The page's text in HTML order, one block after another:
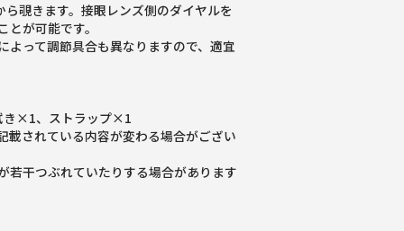
覗きます。接眼レンズ側のダイヤルを
が可能です。
よって調節具合も異なりますので、適宜
き×1、ストラップ×1
されている内容が変わる場合がござい
干つぶれていたりする場合があります